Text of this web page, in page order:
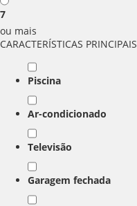
7
ou mais
CARACTERÍSTICAS PRINCIPAIS
Piscina
Ar-condicionado
Televisão
Garagem fechada